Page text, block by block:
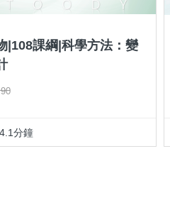
|108課綱|科學方法：變
90
分鐘